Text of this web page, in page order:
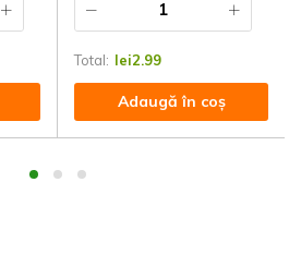
Total: lei2.99
Adaugă în coș